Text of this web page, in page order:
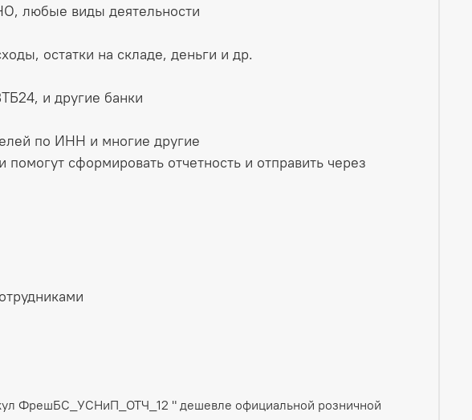
любые виды деятельности
остатки на складе, деньги и др.
и другие банки
по ИНН и многие другие
сформировать отчетность и отправить через
ФрешБС_УСНиП_ОТЧ_12 " дешевле официальной розничной